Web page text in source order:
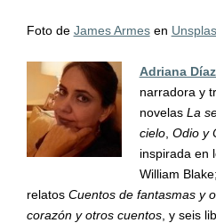
Foto de James Armesen
Adriana
narradora y
novelas La
cielo, Odio y
inspirada en
William
relatos Cuentos de fantasmas y
corazón y otros cuentos, y seis